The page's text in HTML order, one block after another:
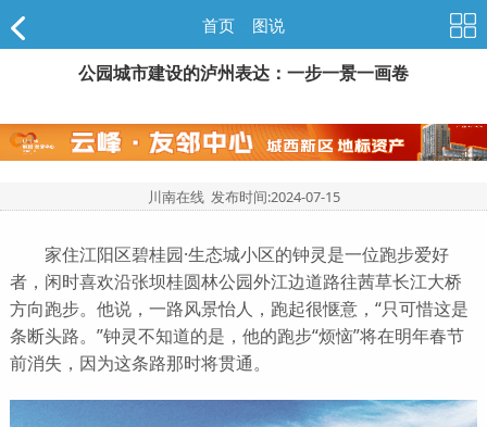
首页 图说
公园城市建设的泸州表达：一步一景一画卷
川南在线 发布时间:2024-07-15
家住江阳区碧桂园·生态城小区的钟灵是一位跑步爱好
者，闲时喜欢沿张坝桂圆林公园外江边道路往茜草长江大桥
方向跑步。他说，一路风景怡人，跑起很惬意，“只可惜这是
条断头路。”钟灵不知道的是，他的跑步“烦恼”将在明年春节
前消失，因为这条路那时将贯通。